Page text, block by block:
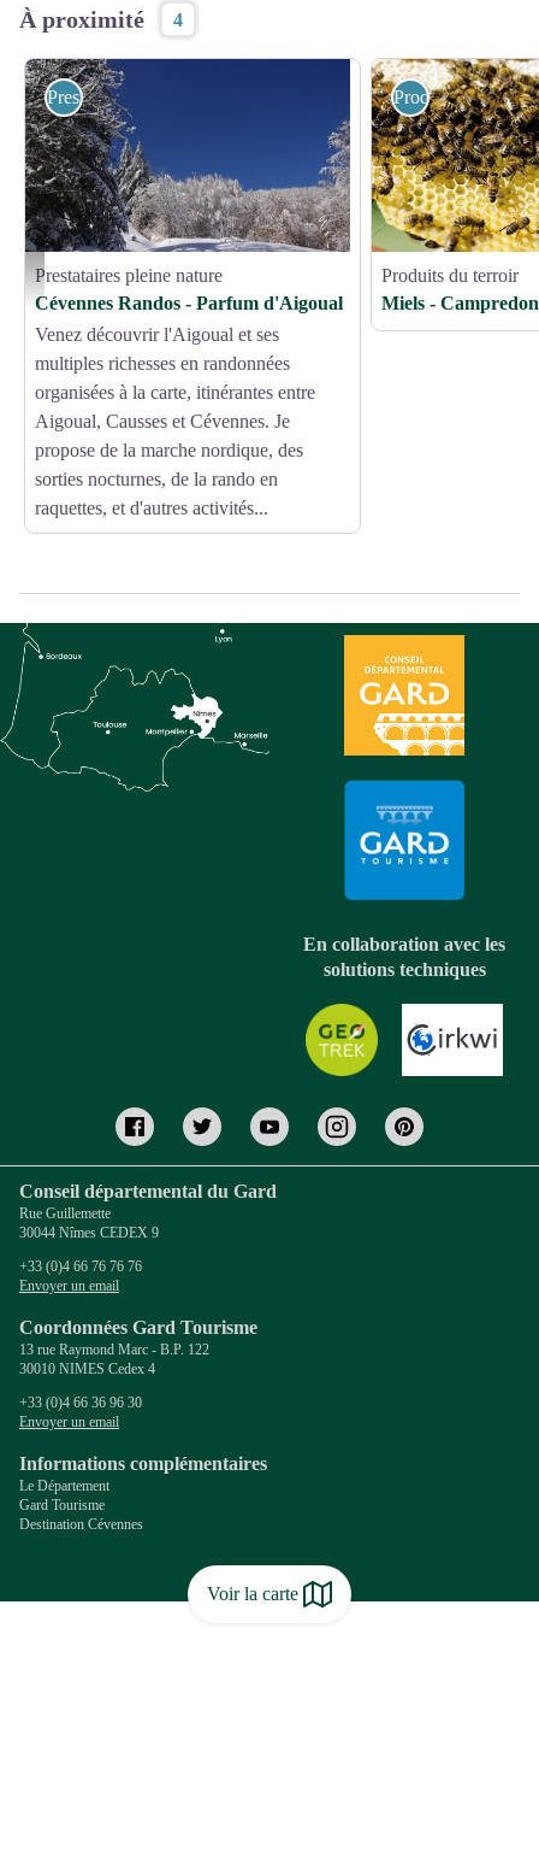
Voir la carte
À proximité 4
Cévennes Randos - Parfum d'Aigoual - Martine Pialot
Prestataires pleine nature
Prestataires pleine nature
Cévennes Randos - Parfum d'Aigoual
Venez découvrir l'Aigoual et ses
multiples richesses en randonnées
organisées à la carte, itinérantes entre
Aigoual, Causses et Cévennes. Je
propose de la marche nordique, des
sorties nocturnes, de la rando en
raquettes, et d'autres activités...
Produits du terroir
Produits du terroir
Miels -
En collaboration avec les
solutions techniques
Conseil départemental du Gard
Rue Guillemette
30044 Nîmes CEDEX 9
+33 (0)4 66 76 76 76
Envoyer un email
Coordonnées Gard Tourisme
13 rue Raymond Marc - B.P. 122
30010 NIMES Cedex 4
+33 (0)4 66 36 96 30
Envoyer un email
Informations complémentaires
Le Département
Gard Tourisme
Destination Cévennes